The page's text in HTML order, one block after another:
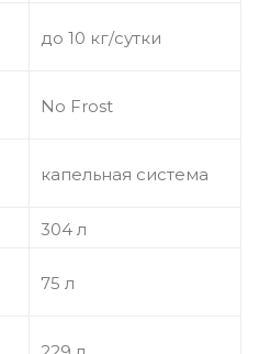
до 10 кг/cутки
No Frost
капельная система
304 л
75 л